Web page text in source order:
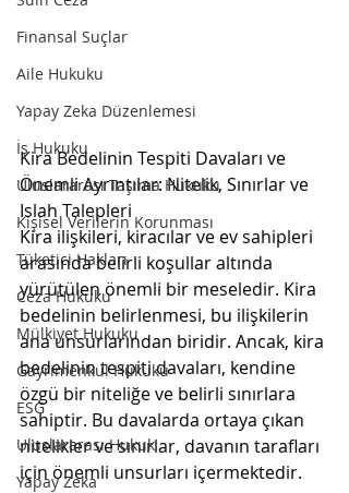
Finansal Suçlar
Aile Hukuku
Yapay Zeka Düzenlemesi
İş Hukuku
Uluslararası Taşıma Hukuku
Kişisel Verilerin Korunması
Tüketici Hakları
Ceza Hukuku
Mülkiyet Hukuku
Gayrimenkul Hukuku
ESG
Uluslararası Hukuk
Yapay Zeka
Kira Bedelinin Tespiti Davaları ve
Önemli Ayrıntılar: Nitelik, Sınırlar ve
Islah Talepleri
Kira ilişkileri, kiracılar ve ev sahipleri
arasında belirli koşullar altında
yürütülen önemli bir meseledir. Kira
bedelinin belirlenmesi, bu ilişkilerin
ana unsurlarından biridir. Ancak, kira
bedelinin tespiti davaları, kendine
özgü bir niteliğe ve belirli sınırlara
sahiptir. Bu davalarda ortaya çıkan
nitelikler ve sınırlar, davanın tarafları
için önemli unsurları içermektedir.